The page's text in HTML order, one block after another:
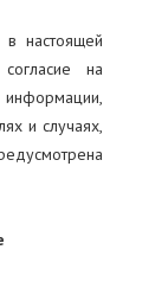
настоящей
на
и случаях,